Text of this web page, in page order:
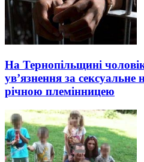
На Тернопільщині
ув’язнення за сексуальне
річною племінницею